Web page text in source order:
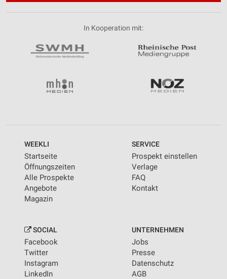
In Kooperation mit:
WEEKLI
Startseite
Öffnungszeiten
Alle Prospekte
Angebote
Magazin
SERVICE
Prospekt einstellen
Verlage
FAQ
Kontakt
SOCIAL
Facebook
Twitter
Instagram
LinkedIn
UNTERNEHMEN
Jobs
Presse
Datenschutz
AGB